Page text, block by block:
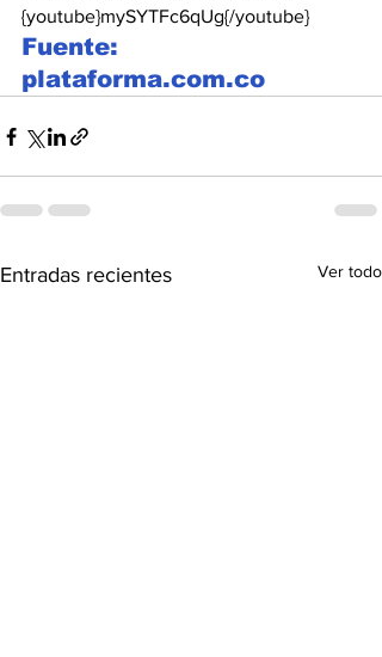
{youtube}mySYTFc6qUg{/youtube}
Fuente:
plataforma.com.co
Entradas recientes Ver todo